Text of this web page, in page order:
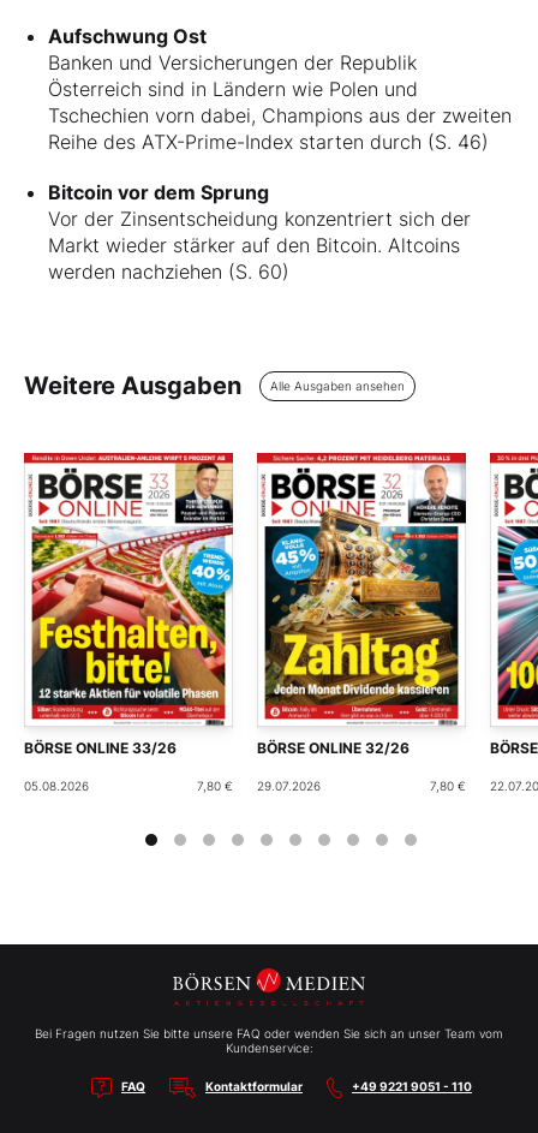
Aufschwung Ost
Banken und Versicherungen der Republik
Österreich sind in Ländern wie Polen und
Tschechien vorn dabei, Champions aus der zweiten
Reihe des ATX-Prime-Index starten durch (S. 46)
Bitcoin vor dem Sprung
Vor der Zinsentscheidung konzentriert sich der
Markt wieder stärker auf den Bitcoin. Altcoins
werden nachziehen (S. 60)
Weitere Ausgaben Alle Ausgaben ansehen
BÖRSE ONLINE 33/26
05.08.2026 7,80 €
BÖRSE ONLINE 32/26
29.07.2026 7,80 €
Bei Fragen nutzen Sie bitte unsere FAQ oder wenden Sie sich an unser Team vom
Kundenservice:
FAQ Kontaktformular +49 9221 9051 - 110